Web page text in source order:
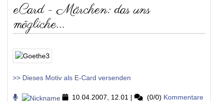
eCard - Märchen: das uns
mögliche...
>> Dieses Motiv als E-Card versenden
10.04.2007, 12.01 | (0/0) Kommentare